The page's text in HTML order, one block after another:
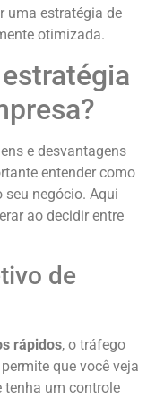
uma estratégia de
otimizada.
e desvantagens
entender como
seu negócio. Aqui
ao decidir entre
de
rápidos, o tráfego
que você veja
tenha um controle